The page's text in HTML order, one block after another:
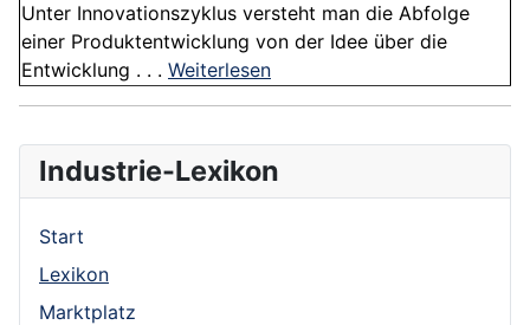
Unter Innovationszyklus versteht man die Abfolge
einer Produktentwicklung von der Idee über die
Entwicklung . . . Weiterlesen
Industrie-Lexikon
Start
Lexikon
Marktplatz